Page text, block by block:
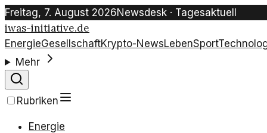
Freitag, 7. August 2026Newsdesk · Tagesaktuell
iwas-initiative.de
EnergieGesellschaftKrypto-NewsLebenSport
Mehr
Rubriken
Energie